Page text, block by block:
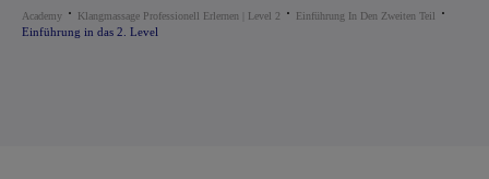
Academy Klangmassage Professionell Erlernen | Level 2 Einführung In Den Zweiten Teil
Einführung in das 2. Level